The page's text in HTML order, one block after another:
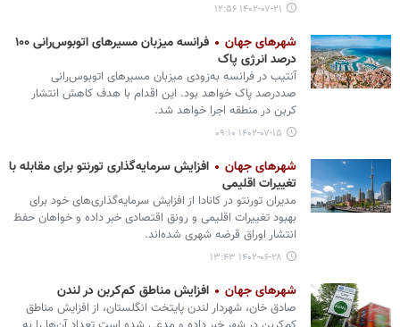
۱۴۰۲-۰۷-۲۱ ۱۲:۵۶
شهرهای جهان
فرانسه میزبان مسیرهای اتوبوس‌رانی ۱۰۰
درصد انرژی پاک
آنتیب در فرانسه به‌زودی میزبان مسیرهای اتوبوس‌رانی
صددرصد پاک خواهد بود. این اقدام با هدف کاهش انتشار
کربن در منطقه اجرا خواهد شد.
۱۴۰۲-۰۷-۱۵ ۰۹:۱۰
شهرهای جهان
افزایش سرمایه‌گذاری تورنتو برای مقابله با
تغییرات اقلیمی
مدیران تورنتو در کانادا از افزایش سرمایه‌گذاری‌های خود برای
بهبود تغییرات اقلیمی و رونق اقتصادی خبر داده و خواهان حفظ
انتشار اوراق قرضه شهری شده‌اند.
۱۴۰۲-۰۶-۲۸ ۱۳:۴۳
شهرهای جهان افزایش مناطق کم‌کربن در لندن
صادق‌ خان، شهردار لندن پایتخت انگلستان، از افزایش مناطق